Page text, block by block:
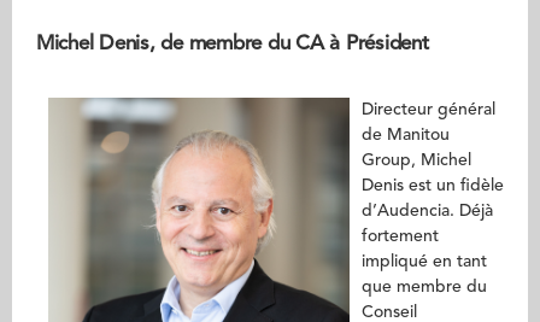
Michel Denis, de membre du CA à Président
Directeur général
de Manitou
Group, Michel
Denis est un fidèle
d’Audencia. Déjà
fortement
impliqué en tant
que membre du
Conseil